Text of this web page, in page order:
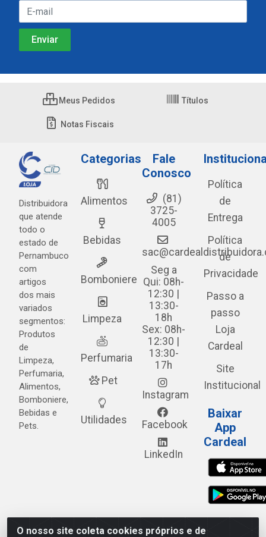
O nosso site coleta cookies próprios e de
Meus Pedidos Títulos
Notas Fiscais
Distribuidora
que atende
todo o
estado de
Pernambuco
com
artigos
dos mais
variados
segmentos:
Produtos
de
Limpeza,
Perfumaria,
Alimentos,
Bomboniere,
Bebidas e
Pets.
Categorias
Alimentos
Bebidas
Bomboniere
Limpeza
Perfumaria
Pet
Utilidades
Fale
Conosco
(81)
3725-
4005
Seg a
Qui: 08h-
12:30 |
13:30-
18h
Sex: 08h-
12:30 |
13:30-
17h
Instagram
Facebook
LinkedIn
Política
de
Entrega
Política
de
Privacidade
Passo a
passo
Loja
Cardeal
Site
Institucional
Baixar
App
Cardeal